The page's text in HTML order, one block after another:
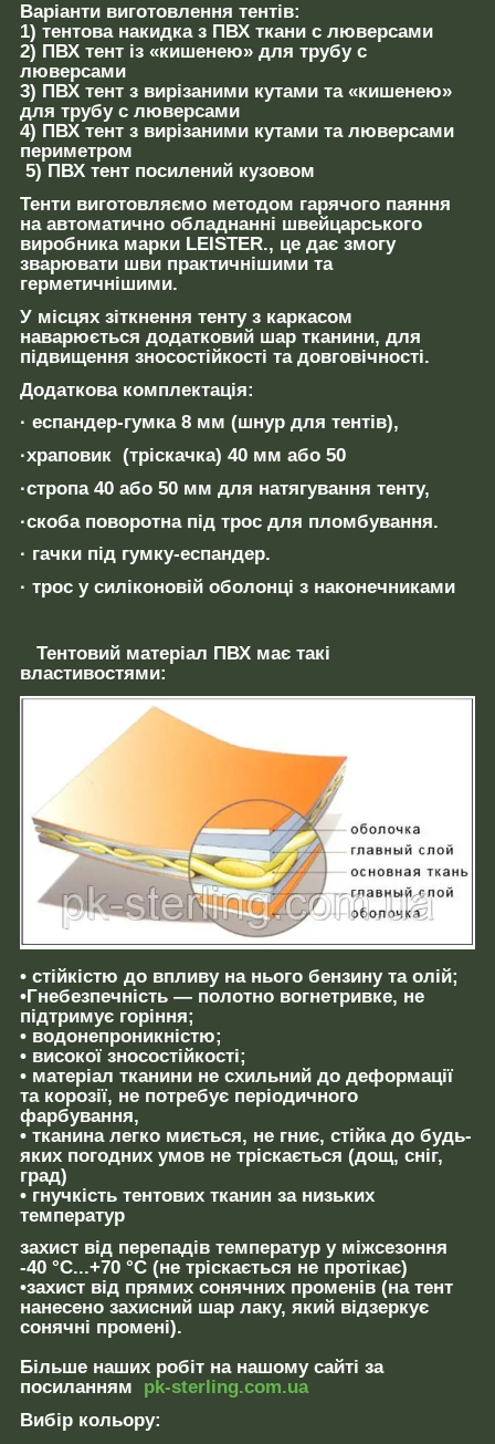
Варіанти виготовлення тентів:
1) тентова накидка з ПВХ ткани с люверсами
2) ПВХ тент із «кишенею» для трубу с
люверсами
3) ПВХ тент з вирізаними кутами та «кишенею»
для трубу с люверсами
4) ПВХ тент з вирізаними кутами та люверсами
периметром
5) ПВХ тент посилений кузовом
Тенти виготовляємо методом гарячого паяння
на автоматично обладнанні швейцарського
виробника марки LEISTER., це дає змогу
зварювати шви практичнішими та
герметичнішими.
У місцях зіткнення тенту з каркасом
наварюється додатковий шар тканини, для
підвищення зносостійкості та довговічності.
Додаткова комплектація:
· еспандер-гумка 8 мм (шнур для тентів),
·храповик (тріскачка) 40 мм або 50
·стропа 40 або 50 мм для натягування тенту,
·скоба поворотна під трос для пломбування.
· гачки під гумку-еспандер.
· трос у силіконовій оболонці з наконечниками
Тентовий матеріал ПВХ має такі
властивостями:
• стійкістю до впливу на нього бензину та олій;
•Гнебезпечність — полотно вогнетривке, не
підтримує горіння;
• водонепроникністю;
• високої зносостійкості;
• матеріал тканини не схильний до деформації
та корозії, не потребує періодичного
фарбування,
• тканина легко миється, не гниє, стійка до будь-
яких погодних умов не тріскається (дощ, сніг,
град)
• гнучкість тентових тканин за низьких
температур
захист від перепадів температур у міжсезоння
-40 °C...+70 °C (не тріскається не протікає)
•захист від прямих сонячних променів (на тент
нанесено захисний шар лаку, який відзеркує
сонячні промені).
Більше наших робіт на нашому сайті за
посиланням pk-sterling.com.ua
Вибір кольору: